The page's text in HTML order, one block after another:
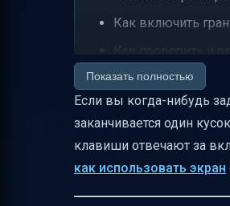
Как включить
Как проверить и
Последствия
Как понять, что
Альтернативные
Экран отладки и
Показать полностью
Если вы когда-нибудь
заканчивается один
клавиши отвечают за
как использовать экран